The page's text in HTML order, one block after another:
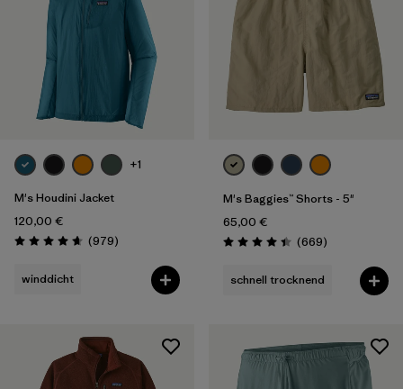
+1
M's Houdini Jacket
120,00 €
Bewertung: 4.6 / 5
(979Rezensionen
)
winddicht
M's Baggies™ Shorts - 5"
65,00 €
Bewertung: 4.4 / 5
(669Rezensionen
)
schnell trocknend